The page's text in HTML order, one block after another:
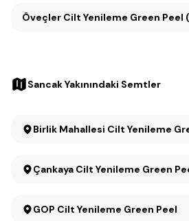
Öveçler Cilt Yenileme Green Peel
Sancak Yakınındaki Semtler
Birlik Mahallesi Cilt Yenileme
Çankaya Cilt Yenileme Green
GOP Cilt Yenileme Green Peel